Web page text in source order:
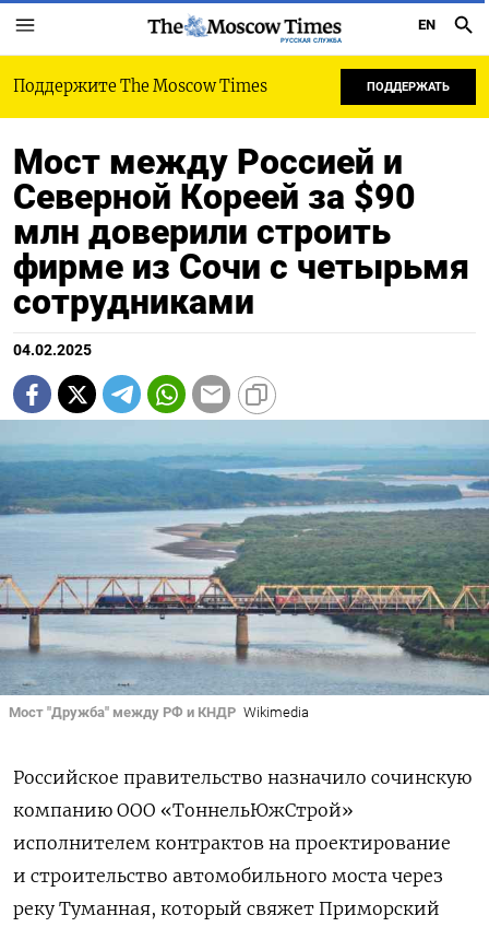
РУССКАЯ СЛУЖБА
EN
Поддержите The Moscow Times ПОДДЕРЖАТЬ
Мост между Россией и
Северной Кореей за $90
млн доверили строить
фирме из Сочи с четырьмя
сотрудниками
04.02.2025
Мост "Дружба" между РФ и КНДР Wikimedia
Российское правительство назначило сочинскую
компанию ООО «ТоннельЮжСтрой»
исполнителем контрактов на проектирование
и строительство автомобильного моста через
реку Туманная, который свяжет Приморский